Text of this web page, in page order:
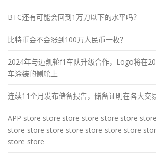
BTC还有可能会回到1万刀以下的水平吗？
比特币会不会涨到100万人民币一枚？
2024年与迈凯轮f1车队升级合作，Logo将在
车涂装的侧舱上
连续11个月发布储备报告，储备证明在各大交
APP store store store store store store
store store store store store store store
store store